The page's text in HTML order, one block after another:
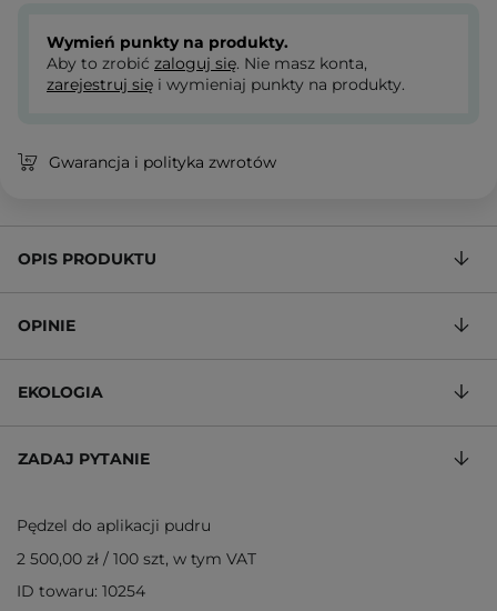
Wymień punkty na produkty.
Aby to zrobić zaloguj się. Nie masz konta,
zarejestruj się i wymieniaj punkty na produkty.
Gwarancja i polityka zwrotów
OPIS PRODUKTU
OPINIE
EKOLOGIA
ZADAJ PYTANIE
Pędzel do aplikacji pudru
2 500,00 zł / 100 szt, w tym VAT
ID towaru: 10254